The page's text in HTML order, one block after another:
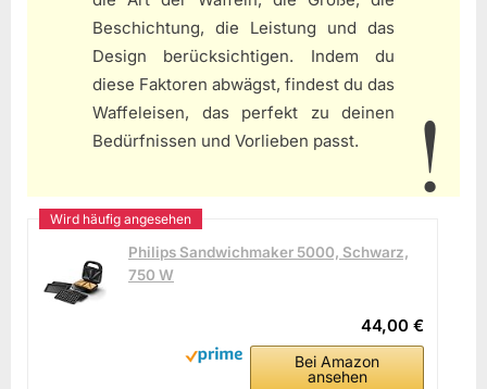
Beschichtung, die Leistung und das
Design berücksichtigen. Indem du
diese Faktoren abwägst, findest du das
Waffeleisen, das perfekt zu deinen
Bedürfnissen und Vorlieben passt.
Philips Sandwichmaker 5000, Schwarz,
750 W
44,00 €
Bei Amazon
ansehen